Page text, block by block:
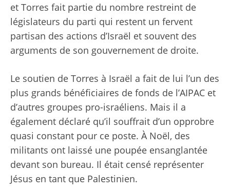
et Torres fait partie du nombre restreint de
législateurs du parti qui restent un fervent
partisan des actions d’Israël et souvent des
arguments de son gouvernement de droite.
Le soutien de Torres à Israël a fait de lui l’un des
plus grands bénéficiaires de fonds de l’AIPAC et
d’autres groupes pro-israéliens. Mais il a
également déclaré qu’il souffrait d’un opprobre
quasi constant pour ce poste. À Noël, des
militants ont laissé une poupée ensanglantée
devant son bureau. Il était censé représenter
Jésus en tant que Palestinien.